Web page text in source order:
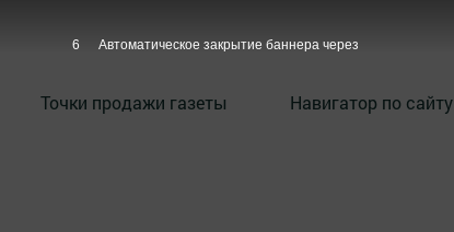
Точки продажи газеты Навигатор по сайту
5 Автоматическое закрытие баннера через